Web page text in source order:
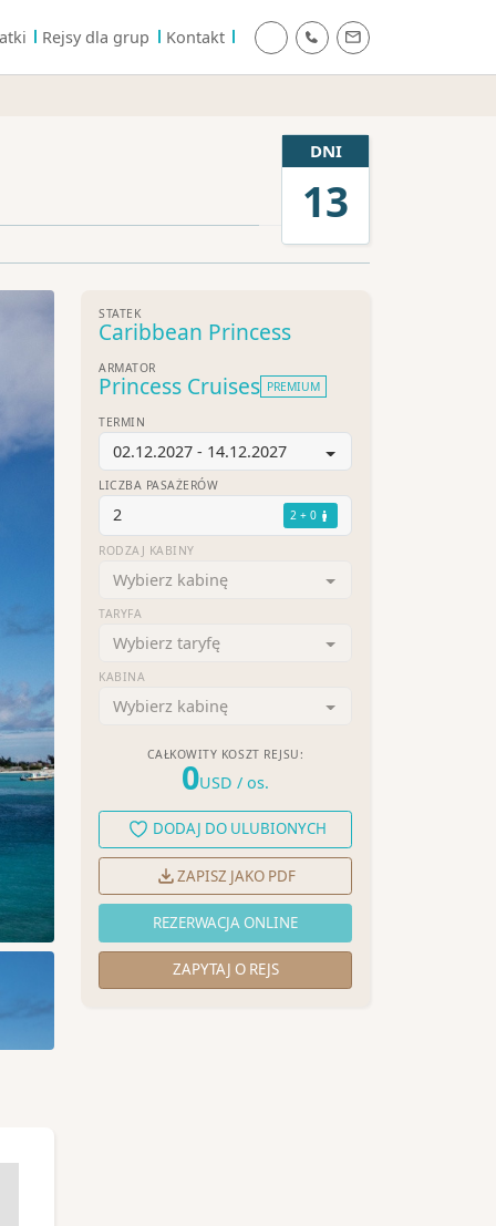
Rejsy dla grup Kontakt
DNI
13
STATEK
Caribbean Princess
ARMATOR
Princess Cruises PREMIUM
TERMIN
02.12.2027 - 14.12.2027
LICZBA PASAŻERÓW
2 2 + 0
RODZAJ KABINY
Wybierz kabinę
TARYFA
Wybierz taryfę
KABINA
Wybierz kabinę
CAŁKOWITY KOSZT REJSU:
0USD / os.
DODAJ DO ULUBIONYCH
ZAPISZ JAKO PDF
REZERWACJA ONLINE
ZAPYTAJ O REJS